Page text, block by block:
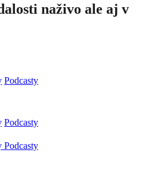
naživo ale aj v
Podcasty
Podcasty
Podcasty